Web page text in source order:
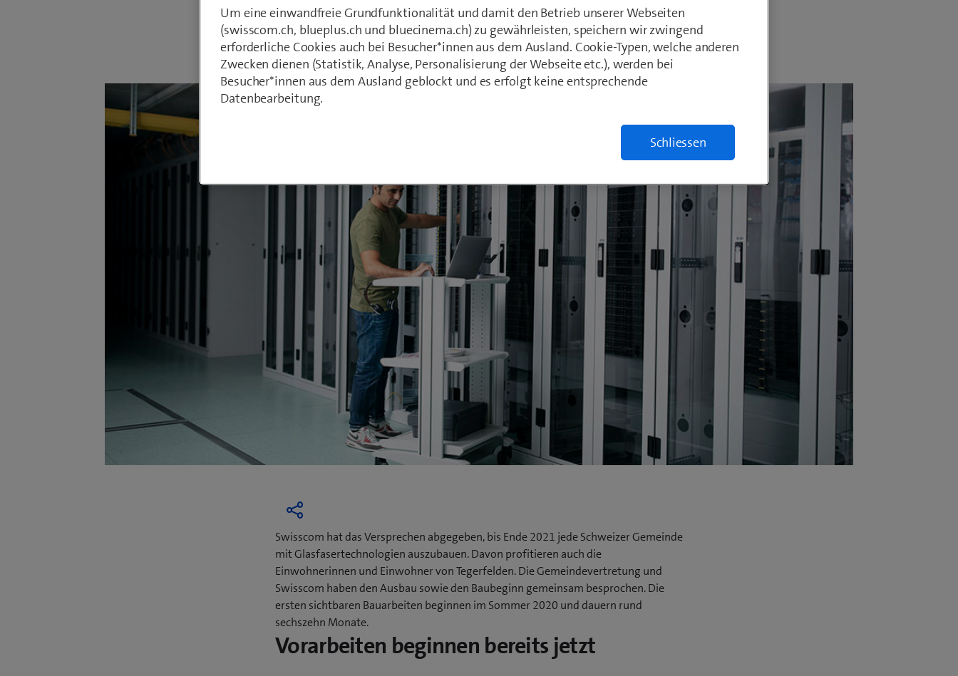
VonArmin Schädeli
20. Januar 2020
Swisscom hat das Versprechen abgegeben, bis Ende 2021 jede Schweizer Gemeinde
mit Glasfasertechnologien auszubauen. Davon profitieren auch die
Einwohnerinnen und Einwohner von Tegerfelden. Die Gemeindevertretung und
Swisscom haben den Ausbau sowie den Baubeginn gemeinsam besprochen. Die
ersten sichtbaren Bauarbeiten beginnen im Sommer 2020 und dauern rund
sechszehn Monate.
Vorarbeiten beginnen bereits jetzt
Um eine einwandfreie Grundfunktionalität und damit den Betrieb unserer Webseiten
(swisscom.ch, blueplus.ch und bluecinema.ch) zu gewährleisten, speichern wir zwingend
erforderliche Cookies auch bei Besucher*innen aus dem Ausland. Cookie-Typen, welche anderen
Zwecken dienen (Statistik, Analyse, Personalisierung der Webseite etc.), werden bei
Besucher*innen aus dem Ausland geblockt und es erfolgt keine entsprechende
Datenbearbeitung.
Schliessen